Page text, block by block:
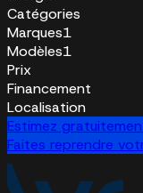
Catégories
Marques1
Modèles1
Prix
Financement
Localisation
Estimez
Faites reprendre